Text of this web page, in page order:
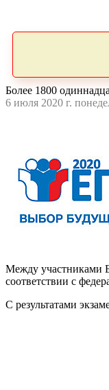
Более 1800
6 июля 2020 г.
Между участниками
соответствии с
С результатами